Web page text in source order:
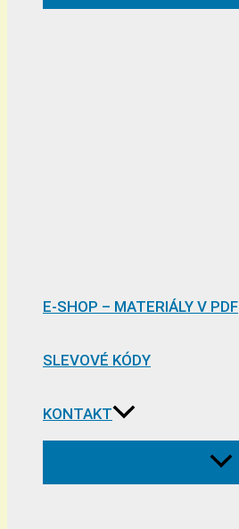
E-SHOP – MATERIÁLY V PDF
SLEVOVÉ KÓDY
KONTAKT